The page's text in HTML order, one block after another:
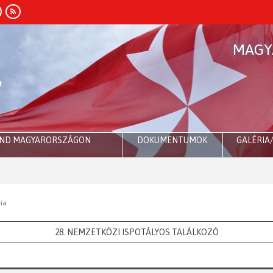
MAGYARORSZÁGON DOKUMENTUMOK
28. NEMZETKÖZI ISPOTÁLYOS TALÁLKOZÓ